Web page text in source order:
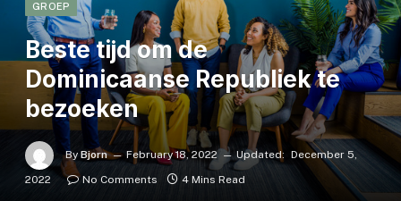
GROEP
Beste tijd om de
Dominicaanse Republiek te
bezoeken
By Bjorn February 18, 2022 Updated: December 5,
2022
No Comments 4 Mins Read